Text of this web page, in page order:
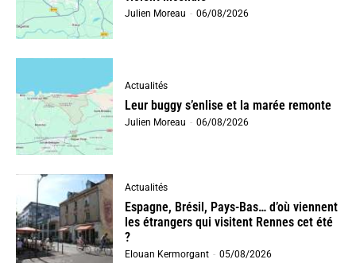
Julien Moreau - 06/08/2026
Actualités
Leur buggy s’enlise et la marée remonte
Julien Moreau - 06/08/2026
Actualités
Espagne, Brésil, Pays-Bas… d’où viennent
les étrangers qui visitent Rennes cet été
?
Elouan Kermorgant - 05/08/2026